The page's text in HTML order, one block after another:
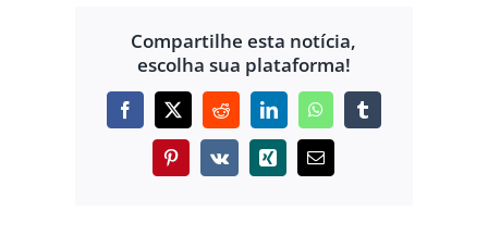
Compartilhe esta notícia,
escolha sua plataforma!
Facebook
X RedditLinkedInWhatsAppTumblr
Pinterest
Vk Xing
E-